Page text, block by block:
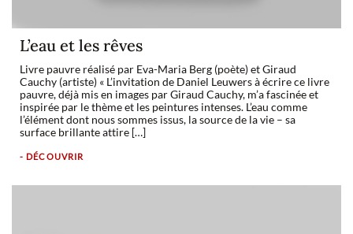
L’eau et les rêves
Livre pauvre réalisé par Eva-Maria Berg (poète) et Giraud
Cauchy (artiste) « L’invitation de Daniel Leuwers à écrire ce livre
pauvre, déjà mis en images par Giraud Cauchy, m’a fascinée et
inspirée par le thème et les peintures intenses. L’eau comme
l’élément dont nous sommes issus, la source de la vie – sa
surface brillante attire […]
- DÉCOUVRIR